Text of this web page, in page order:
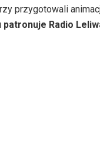
przygotowali
patronuje Radio